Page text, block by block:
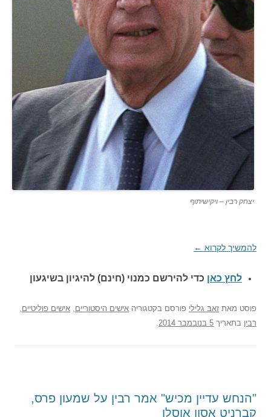
יצחק רבין – ויקישיתוף
להמשיך לקרוא ←
לחץ כאן כדי להירשם כמנוי (חינם) להיגיון בשיגעון
פוסט מאת זאב גלילי פורסם בקטגוריה אישים היסטוריים אישים פוליטיים
רבין בתאריך 5 בנובמבר 2014
"הנחש עדיין מכיש" אמר רבין על שמעון פרס,
קברניט אסון אוסלו